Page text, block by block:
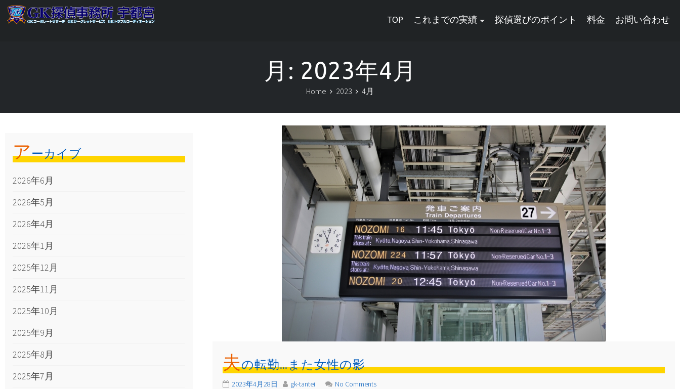
TOP これまでの実績 探偵選びのポイント 料金 お問い合わせ
月: 2023年4月
Home 2023 4月
夫の転勤…また女性の影
2023年4月28日 gk-tantei No Comments
アーカイブ
2026年6月
2026年5月
2026年4月
2026年1月
2025年12月
2025年11月
2025年10月
2025年9月
2025年8月
2025年7月